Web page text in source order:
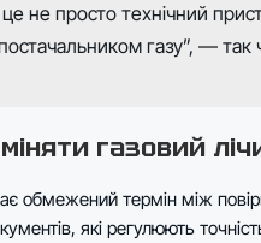
не просто технічний
газу”, — так
газовий
обмежений термін між
які регулюють